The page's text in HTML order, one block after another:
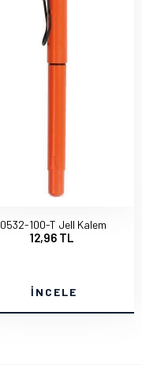
0532-100-T Jell Kalem
12,96 TL
İNCELE